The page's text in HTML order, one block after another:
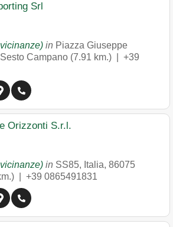
Srl
in Piazza Giuseppe
Sesto Campano (7.91 km.) | +39
Orizzonti S.r.l.
in SS85, Italia, 86075
| +39 0865491831